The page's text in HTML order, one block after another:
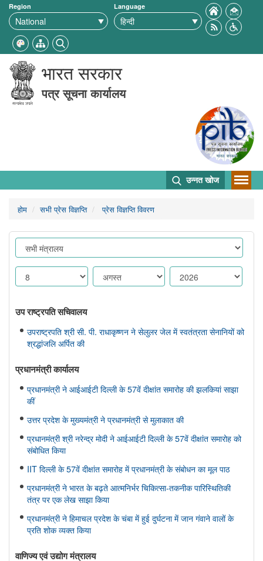
Region Language
भारत सरकार
पत्र सूचना कार्यालय
उन्नत खोज
होम सभी प्रेस विज्ञप्ति प्रेस विज्ञप्ति विवरण
उप राष्ट्रपति सचिवालय
उपराष्ट्रपति श्री सी. पी. राधाकृष्णन ने सेलुलर जेल में स्वतंत्रता सेनानियों को
श्रद्धांजलि अर्पित की
प्रधानमंत्री कार्यालय
प्रधानमंत्री ने आईआईटी दिल्ली के 57वें दीक्षांत समारोह की झलकियां साझा
कीं
उत्तर प्रदेश के मुख्यमंत्री ने प्रधानमंत्री से मुलाकात की
प्रधानमंत्री श्री नरेन्द्र मोदी ने आईआईटी दिल्ली के 57वें दीक्षांत समारोह को
संबोधित किया
IIT दिल्ली के 57वें दीक्षांत समारोह में प्रधानमंत्री के संबोधन का मूल पाठ
प्रधानमंत्री ने भारत के बढ़ते आत्मनिर्भर चिकित्सा-तकनीक पारिस्थितिकी
तंत्र पर एक लेख साझा किया
प्रधानमंत्री ने हिमाचल प्रदेश के चंबा में हुई दुर्घटना में जान गंवाने वालों के
प्रति शोक व्यक्त किया
वाणिज्‍य एवं उद्योग मंत्रालय